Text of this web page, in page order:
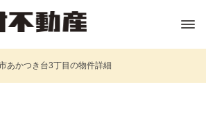
あかつき台3丁目の物件詳細